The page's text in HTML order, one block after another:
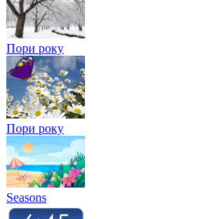
Пори року
Пори року
Seasons